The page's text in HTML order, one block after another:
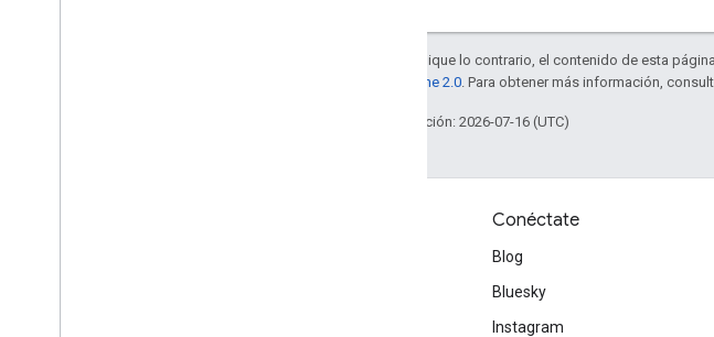
Salvo que se indique lo contrario, el contenido de esta
licencia Apache 2.0 . Para obtener más información,
Última actualización: 2026-07-16 (UTC)
Conéctate
Blog
Bluesky
Instagram